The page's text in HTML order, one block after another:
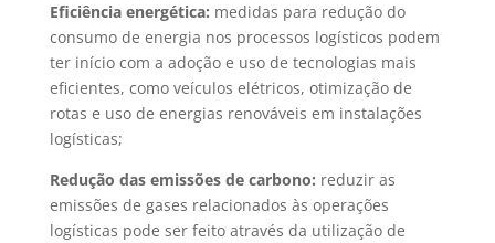
Eficiência energética: medidas para redução do
consumo de energia nos processos logísticos podem
ter início com a adoção e uso de tecnologias mais
eficientes, como veículos elétricos, otimização de
rotas e uso de energias renováveis em instalações
logísticas;
Redução das emissões de carbono: reduzir as
emissões de gases relacionados às operações
logísticas pode ser feito através da utilização de